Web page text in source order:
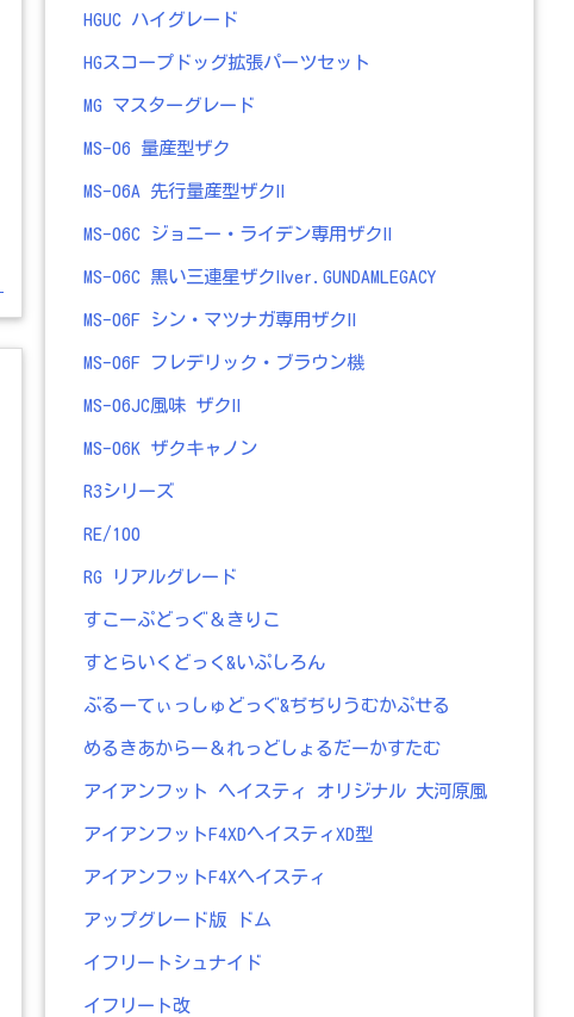
HGUC ハイグレード
HGスコープドッグ拡張パーツセット
MG マスターグレード
MS-06 量産型ザク
MS-06A 先行量産型ザクⅡ
MS-06C ジョニー・ライデン専用ザクⅡ
MS-06C 黒い三連星ザクⅡver.GUNDAMLEGACY
MS-06F シン・マツナガ専用ザクⅡ
MS-06F フレデリック・ブラウン機
MS-06JC風味 ザクⅡ
MS-06K ザクキャノン
R3シリーズ
RE/100
RG リアルグレード
すこーぷどっぐ＆きりこ
すとらいくどっく&いぷしろん
ぶるーてぃっしゅどっぐ&ぢぢりうむかぷせる
めるきあからー＆れっどしょるだーかすたむ
アイアンフット ヘイスティ オリジナル 大河原風
アイアンフットF4XDヘイスティXD型
アイアンフットF4Xヘイスティ
アップグレード版 ドム
イフリートシュナイド
イフリート改